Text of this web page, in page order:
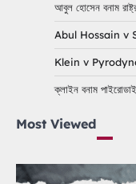
আবুল হোসেন বনাম
Abul Hossain v
Klein v
ক্লাইন বনাম
Most Viewed